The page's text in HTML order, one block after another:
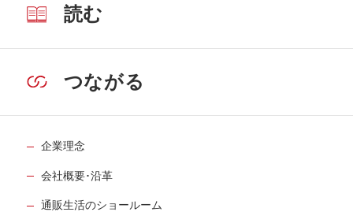
読む
つながる
企業理念
会社概要･沿革
通販生活のショールーム